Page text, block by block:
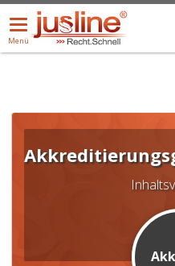
Menü
öffnen/schließen
Menü
ALLE DROPDOWN: